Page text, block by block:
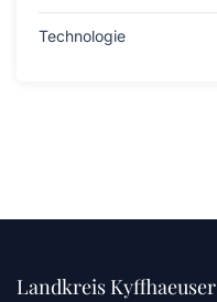
Technologie
Landkreis Kyffhaeuser